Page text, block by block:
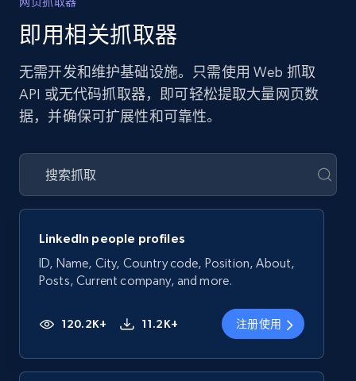
即用相关抓取器
无需开发和维护基础设施。只需使用 Web 抓取
API 或无代码抓取器，即可轻松提取大量网页数
据，并确保可扩展性和可靠性。
LinkedIn people profiles
ID, Name, City, Country code, Position, About,
Posts, Current company, and more.
120.2K+ 11.2K+ 注册使用